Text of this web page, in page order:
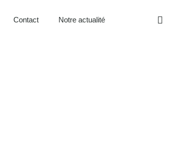
Contact Notre actualité